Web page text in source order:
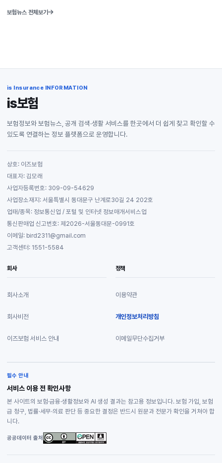
보험뉴스 전체보기
is Insurance INFORMATION
is보험
보험정보와 보험뉴스, 공개 검색·생활 서비스를 한곳에서 더 쉽게 찾고 확인할 수
있도록 연결하는 정보 플랫폼으로 운영합니다.
상호: 이즈보험
대표자: 김모래
사업자등록번호: 309-09-54629
사업장소재지: 서울특별시 동대문구 난계로30길 24 202호
업태/종목: 정보통신업 / 포털 및 인터넷 정보매개서비스업
통신판매업 신고번호: 제2026-서울동대문-0991호
이메일: bird2311@gmail.com
고객센터: 1551-5584
회사
회사소개
회사비전
이즈보험 서비스 안내
정책
이용약관
개인정보처리방침
이메일무단수집거부
필수 안내
서비스 이용 전 확인사항
본 사이트의 보험·금융·생활정보와 AI 생성 결과는 참고용 정보입니다. 보험 가입, 보험
금 청구, 법률·세무·의료 판단 등 중요한 결정은 반드시 원문과 전문가 확인을 거쳐야 합
니다.
공공데이터 출처